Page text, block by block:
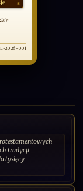
imię Pańskie
| 2026 | POLSKA
tradycji
tysięcy